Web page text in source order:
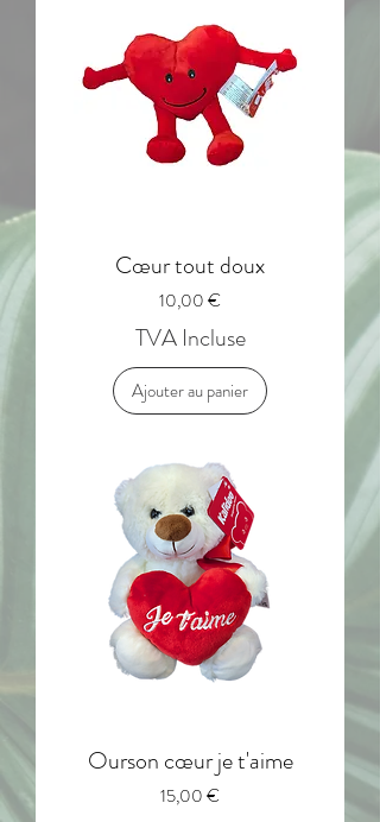
Cœur tout doux
Prix
10,00 €
TVA Incluse
Ajouter au panier
Ourson cœur je t'aime
Prix
15,00 €